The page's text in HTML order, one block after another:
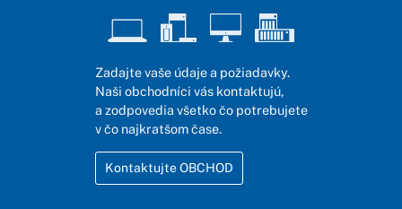
Zadajte vaše údaje a požiadavky.
Naši obchodníci vás kontaktujú,
a zodpovedia všetko čo potrebujete
v čo najkratšom čase.
Kontaktujte OBCHOD